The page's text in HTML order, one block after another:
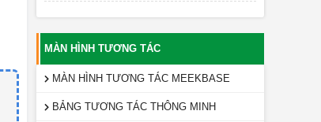
MÀN HÌNH TƯƠNG TÁC
MÀN HÌNH TƯƠNG TÁC MEEKBASE
BẢNG TƯƠNG TÁC THÔNG MINH